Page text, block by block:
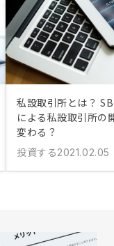
私設取引所とは？
による私設取引所の
変わる？
投資する2021.02.05